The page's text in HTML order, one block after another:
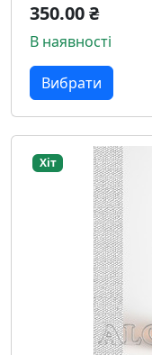
350.00 ₴
В наявності
Вибрати
Хіт